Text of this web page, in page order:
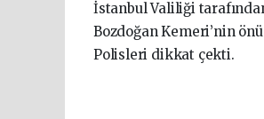
İstanbul Valiliği
Bozdoğan Kemeri’nin
Polisleri dikkat çekti.